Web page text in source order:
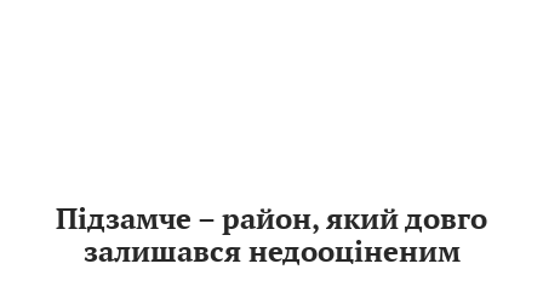
Підзамче – район, який довго
залишався недооціненим